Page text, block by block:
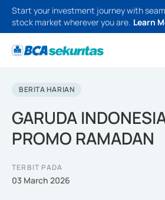
Start your investment journey with
stock market wherever you are. Learn
BERITA HARIAN
GARUDA
PROMO RAMADAN
TERBIT PADA
03 March 2026